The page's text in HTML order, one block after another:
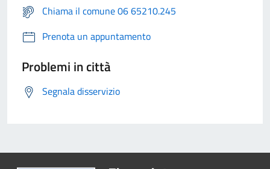
Chiama il comune 06 65210.245
Prenota un appuntamento
Problemi in città
Segnala disservizio